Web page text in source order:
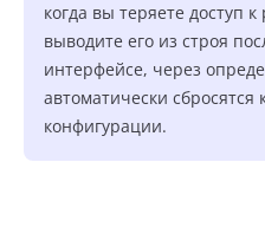
когда вы теряете доступ
выводите его из строя
интерфейсе, через
автоматически
конфигурации.